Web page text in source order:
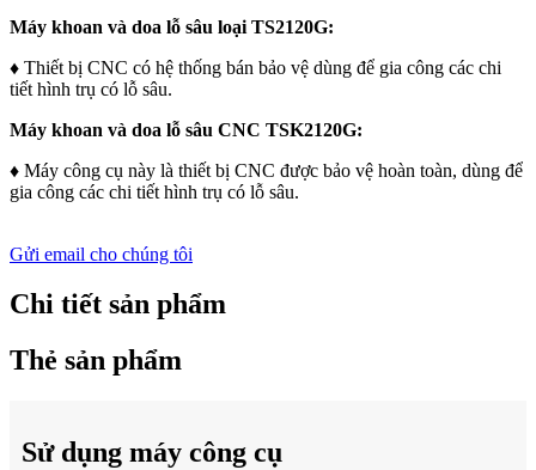
Máy khoan và doa lỗ sâu loại TS2120G:
♦ Thiết bị CNC có hệ thống bán bảo vệ dùng để gia công các chi
tiết hình trụ có lỗ sâu.
Máy khoan và doa lỗ sâu CNC TSK2120G:
♦ Máy công cụ này là thiết bị CNC được bảo vệ hoàn toàn, dùng để
gia công các chi tiết hình trụ có lỗ sâu.
Gửi email cho chúng tôi
Chi tiết sản phẩm
Thẻ sản phẩm
Sử dụng máy công cụ